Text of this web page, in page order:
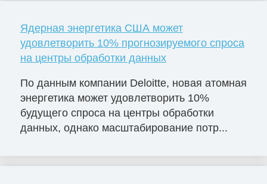
Ядерная энергетика США может
удовлетворить 10% прогнозируемого спроса
на центры обработки данных
По данным компании Deloitte, новая атомная
энергетика может удовлетворить 10%
будущего спроса на центры обработки
данных, однако масштабирование потр...